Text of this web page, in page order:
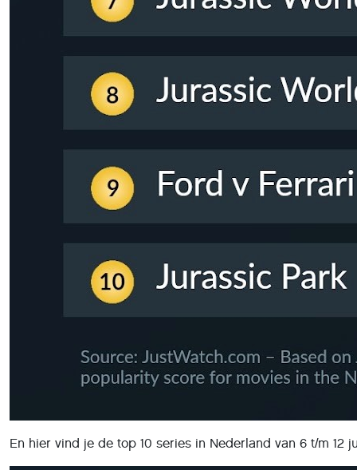
En hier vind je de top 10 series in Nederland van 6 t/m 12